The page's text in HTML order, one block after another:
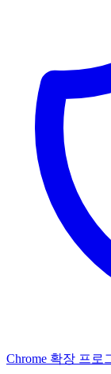
Chrome 확장 프로